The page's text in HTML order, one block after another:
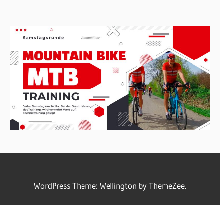
WordPress Theme: Wellington by ThemeZee.